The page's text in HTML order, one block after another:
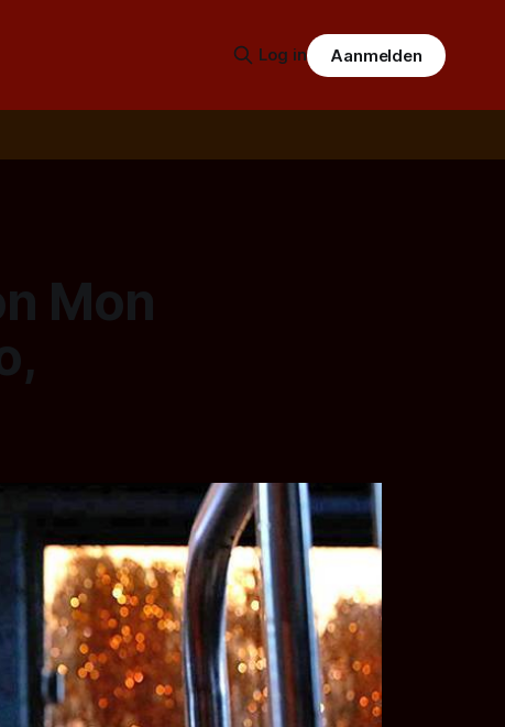
Log in Aanmelden
Mon